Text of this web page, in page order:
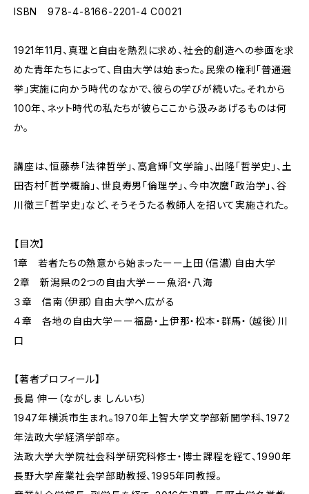
ISBN 978-4-8166-2201-4 C0021
1921年11月、真理と自由を熱烈に求め、社会的創造への参画を求
めた青年たちによって、自由大学は始まった。民衆の権利「普通選
挙」実施に向かう時代のなかで、彼らの学びが続いた。それから
100年、ネット時代の私たちが彼らここから汲みあげるものは何
か。
講座は、恒藤恭「法律哲学」、高倉輝「文学論」、出隆「哲学史」、土
田杏村「哲学概論」、世良寿男「倫理学」、今中次麿「政治学」、谷
川徹三「哲学史」など、そうそうたる教師人を招いて実施された。
【目次】
1章 若者たちの熱意から始まったーー上田（信濃）自由大学
2章 新潟県の2つの自由大学ーー魚沼・八海
３章 信南（伊那）自由大学へ広がる
４章 各地の自由大学ーー福島・上伊那・松本・群馬・（越後）川
口
【著者プロフィール】
長島 伸一（ながしま しんいち）
1947年横浜市生まれ。1970年上智大学文学部新聞学科、1972
年法政大学経済学部卒。
法政大学大学院社会科学研究科修士・博士課程を経て、1990年
長野大学産業社会学部助教授、1995年同教授。